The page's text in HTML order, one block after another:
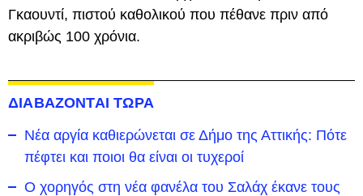
Γκαουντί, πιστού καθολικού που πέθανε πριν από
ακριβώς 100 χρόνια.
ΔΙΑΒΑΖΟΝΤΑΙ ΤΩΡΑ
Νέα αργία καθιερώνεται σε Δήμο της Αττικής: Πότε
πέφτει και ποιοι θα είναι οι τυχεροί
Ο χορηγός στη νέα φανέλα του Σαλάχ έκανε τους